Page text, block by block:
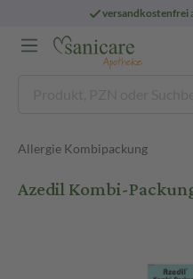
versandkostenfrei
Allergie Kombipackung
Azedil Kombi-